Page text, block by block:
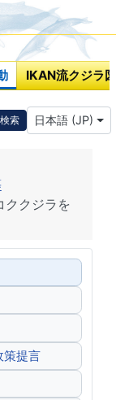
検索 あなたが使う言
日本語 (JP)
IKAN流クジラ図鑑
ククジラを
策提言